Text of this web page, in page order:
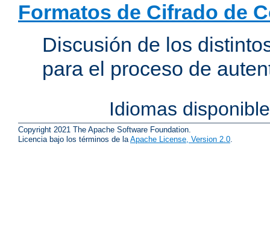
Formatos de Cifrado de
Discusión de los
para el proceso de
Idiomas
Copyright 2021 The Apache Software Foundation.
Licencia bajo los términos de la Apache License, Version 2.0